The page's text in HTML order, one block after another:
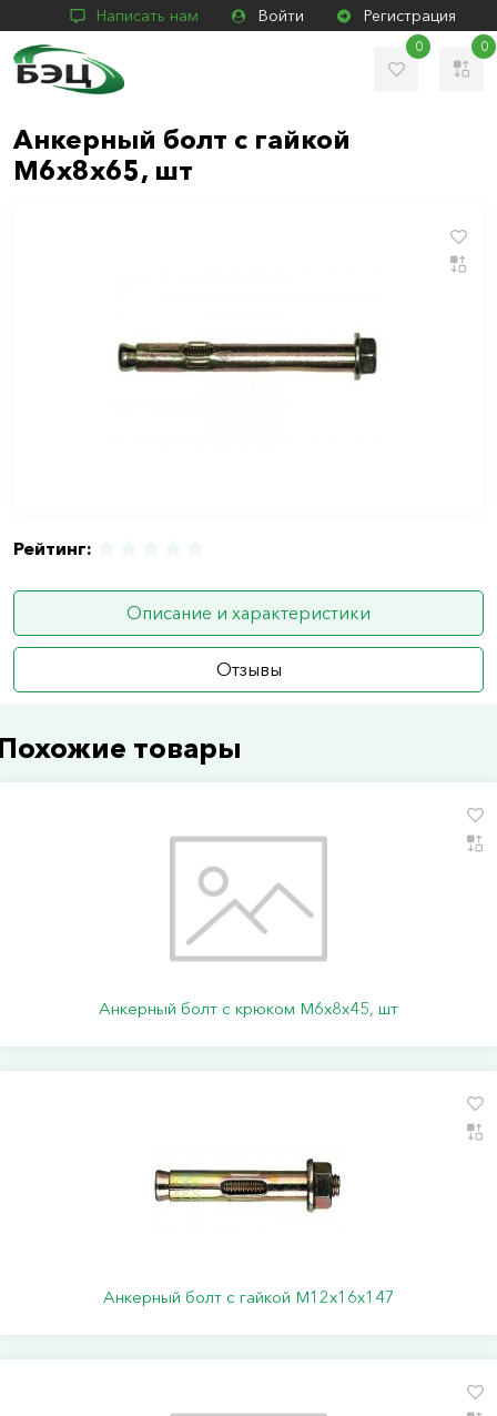
Написать нам Войти Регистрация
0 0
Анкерный болт с гайкой
М6х8х65, шт
Рейтинг:
Описание и характеристики
Отзывы
товары
Анкерный болт с крюком М6х8х45, шт
Анкерный болт с гайкой М12х16х147